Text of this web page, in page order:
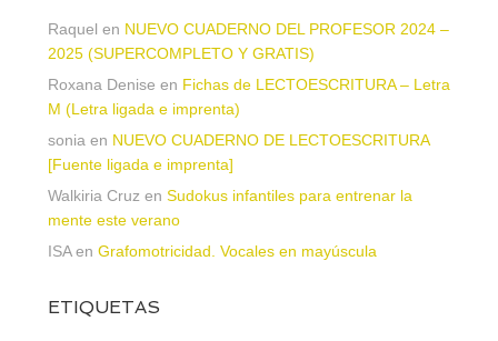
Raquel en NUEVO CUADERNO DEL PROFESOR 2024 –
2025 (SUPERCOMPLETO Y GRATIS)
Roxana Denise en Fichas de LECTOESCRITURA – Letra
M (Letra ligada e imprenta)
sonia en NUEVO CUADERNO DE LECTOESCRITURA
[Fuente ligada e imprenta]
Walkiria Cruz en Sudokus infantiles para entrenar la
mente este verano
ISAen Grafomotricidad. Vocales en mayúscula
ETIQUETAS